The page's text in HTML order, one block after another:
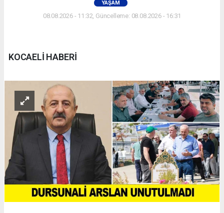
YAŞAM
08.08.2026 - 11:32, Güncelleme: 08.08.2026 - 16:31
KOCAELİ HABERİ